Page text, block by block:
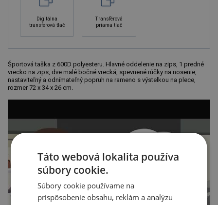
Digitálna
transferová tlač
Transférová
priama tlač
Športová taška z 600D polyesteru. Hlavné oddelenie na zips, 1 predné
vrecko na zips, dve malé bočné vrecká, spevnené rúčky na nosenie,
nastaviteľný a odnímateľný popruh na rameno s výstelkou na plece,
rozmer 72 x 34 x 26 cm.
Táto webová lokalita používa
súbory cookie.
Súbory cookie používame na
prispôsobenie obsahu, reklám a analýzu